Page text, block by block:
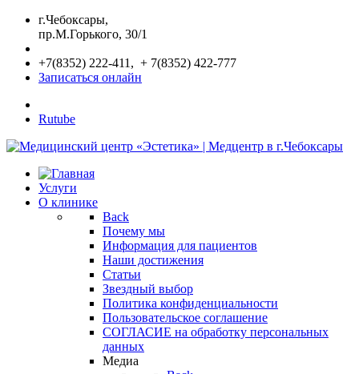
г.Чебоксары,
пр.М.Горького, 30/1
+7(8352) 222-411, + 7(8352) 422-777
Записаться онлайн
Rutube
Услуги
О клинике
Back
Почему мы
Информация для пациентов
Наши достижения
Статьи
Звездный выбор
Политика конфиденциальности
Пользовательское соглашение
СОГЛАСИЕ на обработку персональных
данных
Медиа